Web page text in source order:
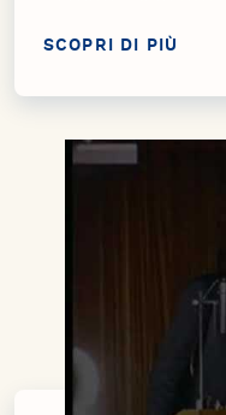
SCOPRI DI PIÙ